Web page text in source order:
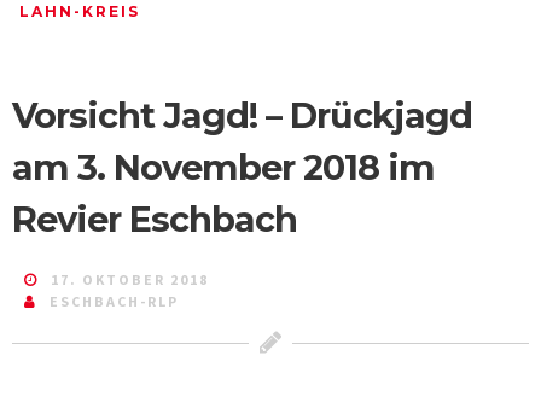
LAHN-KREIS
Vorsicht Jagd! – Drückjagd
am 3. November 2018 im
Revier Eschbach
17. OKTOBER 2018
ESCHBACH-RLP